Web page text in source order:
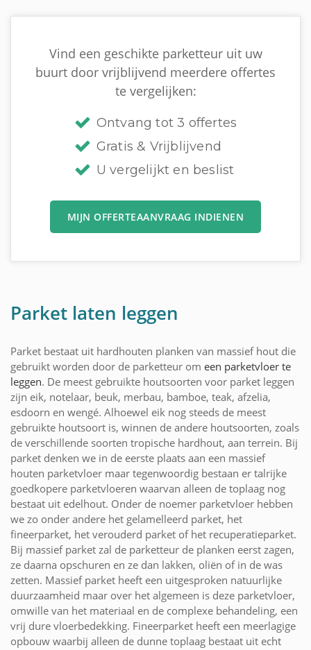
Vind een geschikte parketteur uit uw
buurt door vrijblijvend meerdere offertes
te vergelijken:
Ontvang tot 3 offertes
Gratis & Vrijblijvend
U vergelijkt en beslist
MIJN OFFERTEAANVRAAG INDIENEN
Parket laten leggen
Parket bestaat uit hardhouten planken van massief hout die
gebruikt worden door de parketteur om een parketvloer te
leggen. De meest gebruikte houtsoorten voor parket leggen
zijn eik, notelaar, beuk, merbau, bamboe, teak, afzelia,
esdoorn en wengé. Alhoewel eik nog steeds de meest
gebruikte houtsoort is, winnen de andere houtsoorten, zoals
de verschillende soorten tropische hardhout, aan terrein. Bij
parket denken we in de eerste plaats aan een massief
houten parketvloer maar tegenwoordig bestaan er talrijke
goedkopere parketvloeren waarvan alleen de toplaag nog
bestaat uit edelhout. Onder de noemer parketvloer hebben
we zo onder andere het gelamelleerd parket, het
fineerparket, het verouderd parket of het recuperatieparket.
Bij massief parket zal de parketteur de planken eerst zagen,
ze daarna opschuren en ze dan lakken, oliën of in de was
zetten. Massief parket heeft een uitgesproken natuurlijke
duurzaamheid maar over het algemeen is deze parketvloer,
omwille van het materiaal en de complexe behandeling, een
vrij dure vloerbedekking. Fineerparket heeft een meerlagige
opbouw waarbij alleen de dunne toplaag bestaat uit echt